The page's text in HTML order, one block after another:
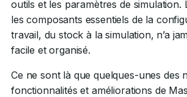
outils et les paramètres de simulation.
les composants essentiels de la
travail, du stock à la simulation, n’a
facile et organisé.
Ce ne sont là que quelques-unes des
fonctionnalités et améliorations de